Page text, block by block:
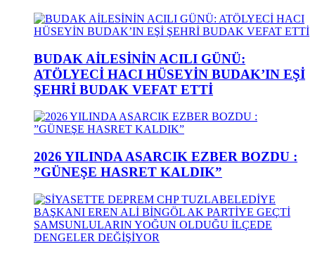
BUDAK AİLESİNİN ACILI GÜNÜ:
ATÖLYECİ HACI HÜSEYİN BUDAK’IN EŞİ
ŞEHRİ BUDAK VEFAT ETTİ
2026 YILINDA ASARCIK EZBER BOZDU :
”GÜNEŞE HASRET KALDIK”